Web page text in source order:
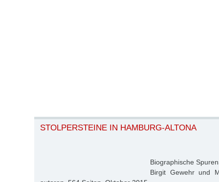
STOLPERSTEINE IN HAMBURG-ALTONA
Biographische
Birgit Gewehr und